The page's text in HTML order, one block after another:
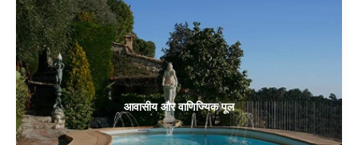
आवासीय और वाणिज्यिक पूल